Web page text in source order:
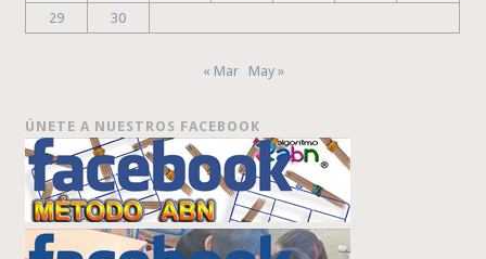
29
30
« Mar May »
ÚNETE A NUESTROS FACEBOOK